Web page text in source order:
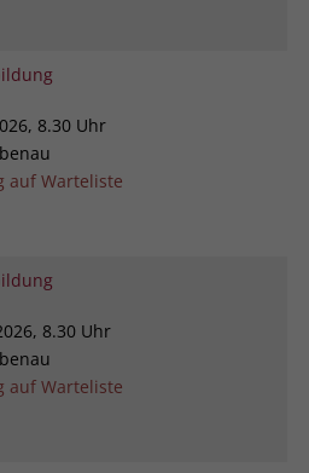
8.30 Uhr
auf Warteliste
8.30 Uhr
auf Warteliste